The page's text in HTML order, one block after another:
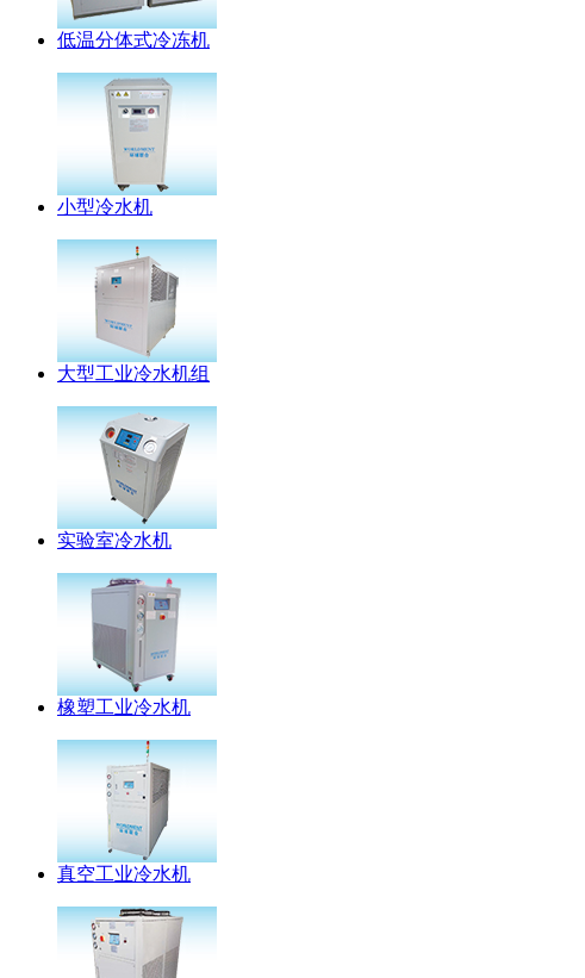
低温分体式冷冻机
小型冷水机
大型工业冷水机组
实验室冷水机
橡塑工业冷水机
真空工业冷水机